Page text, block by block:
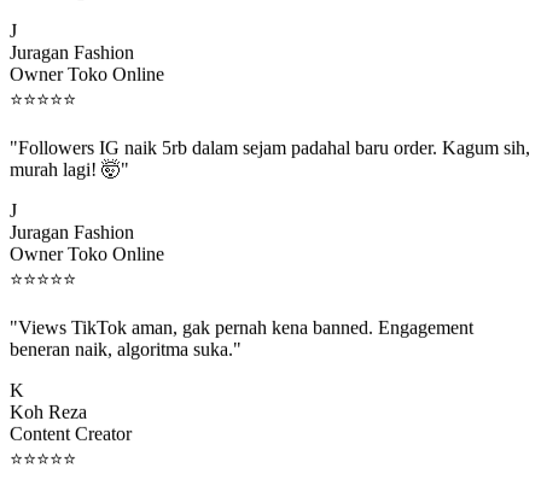
Juragan Fashion
Owner Toko Online
⭐⭐⭐⭐⭐
murah lagi! 🤯"
Juragan Fashion
Owner Toko Online
⭐⭐⭐⭐⭐
beneran naik, algoritma suka."
Koh Reza
Content Creator
⭐⭐⭐⭐⭐